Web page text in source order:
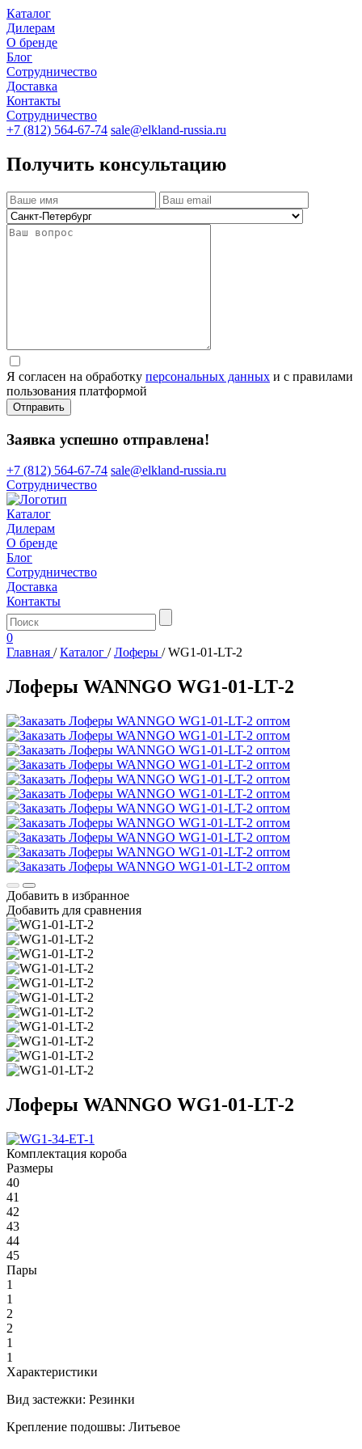
Каталог
Дилерам
О бренде
Блог
Сотрудничество
Доставка
Контакты
Сотрудничество
+7 (812) 564-67-74 sale@elkland-russia.ru
Получить консультацию
Я согласен на обработку персональных данных и с правилами
пользования платформой
Отправить
Заявка успешно отправлена!
+7 (812) 564-67-74 sale@elkland-russia.ru
Сотрудничество
Каталог
Дилерам
О бренде
Блог
Сотрудничество
Доставка
Контакты
0
Главная / Каталог / Лоферы / WG1-01-LT-2
Лоферы WANNGO WG1‑01‑LT‑2
Добавить в избранное
Добавить для сравнения
Лоферы WANNGO WG1‑01‑LT‑2
Комплектация короба
Размеры
40
41
42
43
44
45
Пары
1
1
2
2
1
1
Характеристики
Вид застежки: Резинки
Крепление подошвы: Литьевое